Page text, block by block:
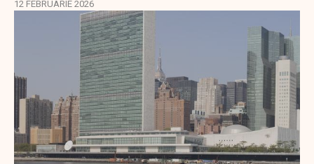
12 FEBRUARIE 2026